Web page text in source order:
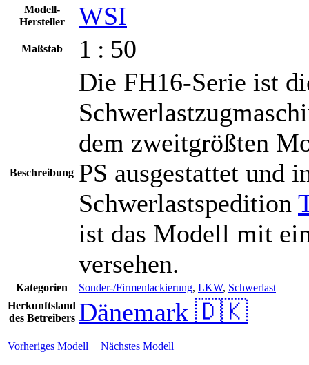
Modell-
Hersteller
WSI
Maßstab 1 : 50
Beschreibung
Die FH16-Serie ist
dem zweitgrößten
PS ausgestattet und
Schwerlastspedition
ist das Modell mit
versehen.
Kategorien Sonder-/Firmenlackierung, LKW, Schwerlast
Herkunftsland
des Betreibers Dänemark 🇩🇰
Vorheriges Modell Nächstes Modell